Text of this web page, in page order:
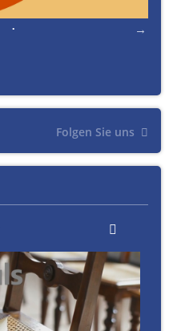
Folgen Sie uns